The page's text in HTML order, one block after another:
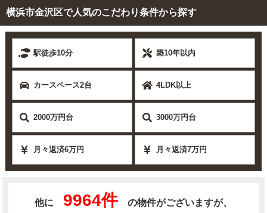
横浜市金沢区で人気のこだわり条件から探す
駅徒歩10分 築10年以内
カースペース2台 4LDK以上
2000万円台 3000万円台
月々返済6万円 月々返済7万円
他に 9964件の物件がございますが、